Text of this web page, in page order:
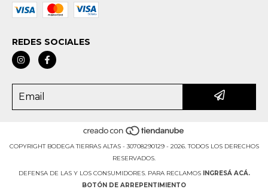
REDES SOCIALES
COPYRIGHT BODEGA TIERRAS ALTAS - 30708290129 - 2026. TODOS LOS DERECHOS
RESERVADOS.
DEFENSA DE LAS Y LOS CONSUMIDORES. PARA RECLAMOS
INGRESÁ ACÁ.
BOTÓN DE ARREPENTIMIENTO